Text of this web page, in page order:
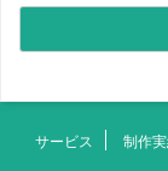
サービス 制作